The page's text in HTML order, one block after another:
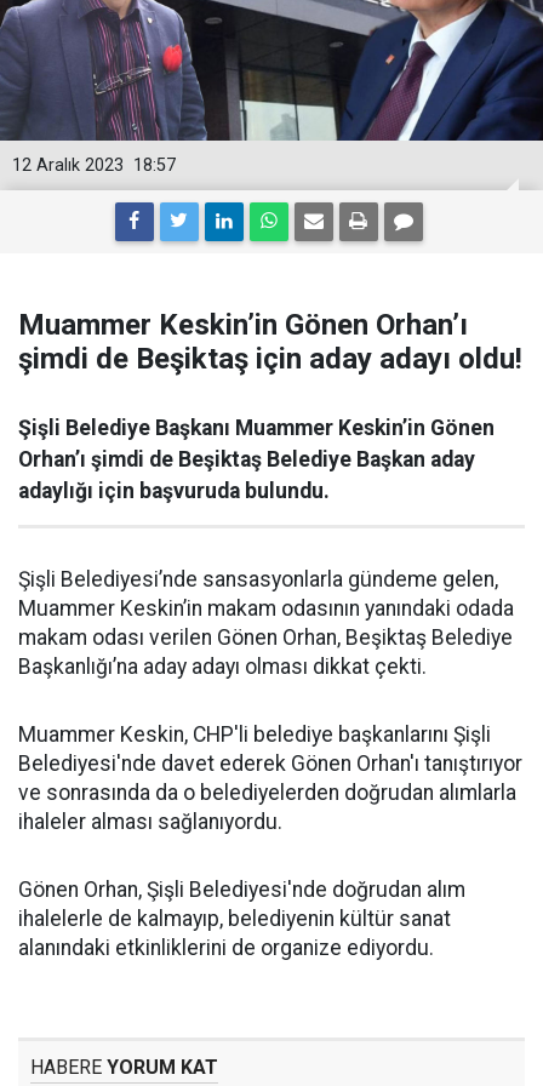
18:57
12 Aralık 2023
Muammer Keskin’in Gönen Orhan’ı
şimdi de Beşiktaş için aday adayı oldu!
Şişli Belediye Başkanı Muammer Keskin’in Gönen
Orhan’ı şimdi de Beşiktaş Belediye Başkan aday
adaylığı için başvuruda bulundu.
Şişli Belediyesi’nde sansasyonlarla gündeme gelen,
Muammer Keskin’in makam odasının yanındaki odada
makam odası verilen Gönen Orhan, Beşiktaş Belediye
Başkanlığı’na aday adayı olması dikkat çekti.
Muammer Keskin, CHP'li belediye başkanlarını Şişli
Belediyesi'nde davet ederek Gönen Orhan'ı tanıştırıyor
ve sonrasında da o belediyelerden doğrudan alımlarla
ihaleler alması sağlanıyordu.
Gönen Orhan, Şişli Belediyesi'nde doğrudan alım
ihalelerle de kalmayıp, belediyenin kültür sanat
alanındaki etkinliklerini de organize ediyordu.
HABERE YORUM KAT